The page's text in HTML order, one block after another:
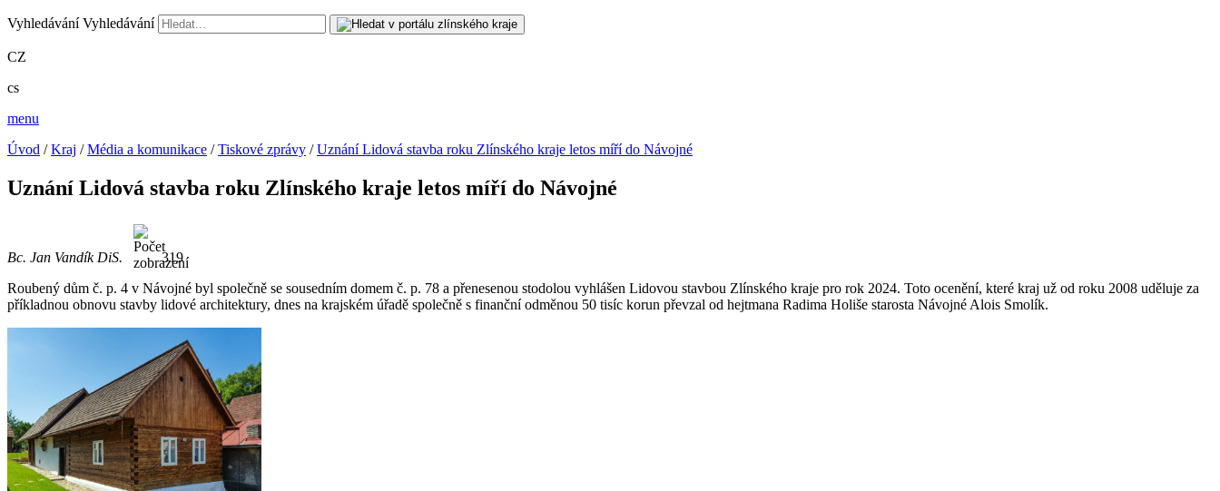
Vyhledávání Vyhledávání
CZ
cs
menu
Úvod /Kraj /Média a komunikace /Tiskové zprávy /Uznání Lidová stavba roku Zlínského kraje letos míří do Návojné
Uznání Lidová stavba roku Zlínského kraje letos míří do Návojné
Bc. Jan Vandík DiS.
319
Roubený dům č. p. 4 v Návojné byl společně se sousedním domem č. p. 78 a přenesenou stodolou vyhlášen Lidovou stavbou Zlínského kraje pro rok 2024. Toto ocenění, které kraj už od roku 2008 uděluje za
příkladnou obnovu stavby lidové architektury, dnes na krajském úřadě společně s finanční odměnou 50 tisíc korun převzal od hejtmana Radima Holiše starosta Návojné Alois Smolík.